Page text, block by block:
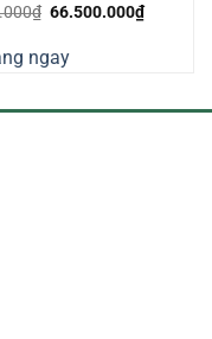
₫ Giá
76.480.000₫.
66.500.000₫Giá
hiện
ngay